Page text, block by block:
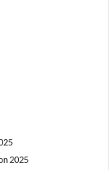
2025